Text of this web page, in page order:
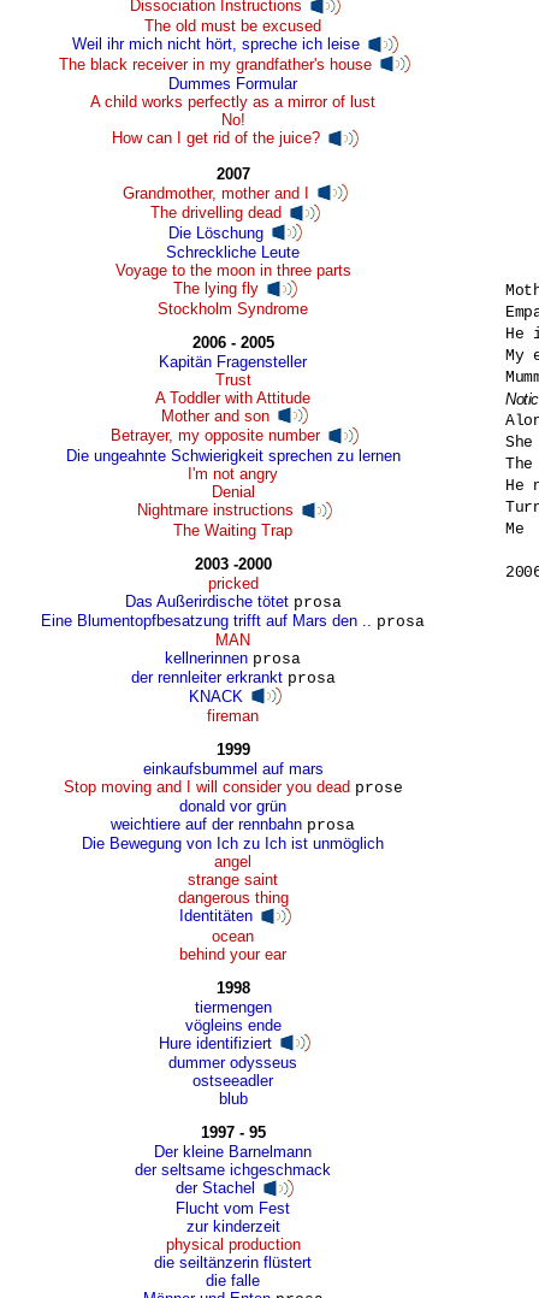
Dissociation Instructions
The old must be excused
Weil ihr mich nicht hört, spreche ich leise
The black receiver in my grandfather's house
Dummes Formular
A child works perfectly as a mirror of lust
No!
How can I get rid of the juice?
2007
Grandmother, mother and I
The drivelling dead
Die Löschung
Schreckliche Leute
Voyage to the moon in three parts
The lying fly
Stockholm Syndrome
2006 - 2005
Kapitän Fragensteller
Trust
A Toddler with Attitude
Mother and son
Betrayer, my opposite number
Die ungeahnte Schwierigkeit sprechen zu lernen
I'm not angry
Denial
Nightmare instructions
The Waiting Trap
2003 -2000
pricked
Das Außerirdische tötet prosa
Eine Blumentopfbesatzung trifft auf Mars den ..
prosa
MAN
kellnerinnen prosa
der rennleiter erkrankt prosa
KNACK
fireman
1999
einkaufsbummel auf mars
Stop moving and I will consider you dead prose
donald vor grün
weichtiere auf der rennbahn prosa
Die Bewegung von Ich zu Ich ist unmöglich
angel
strange saint
dangerous thing
Identitäten
ocean
behind your ear
1998
tiermengen
vögleins ende
Hure identifiziert
dummer odysseus
ostseeadler
blub
1997 - 95
Der kleine Barnelmann
der seltsame ichgeschmack
der Stachel
Flucht vom Fest
zur kinderzeit
physical production
die seiltänzerin flüstert
die falle
He
My
He
Me